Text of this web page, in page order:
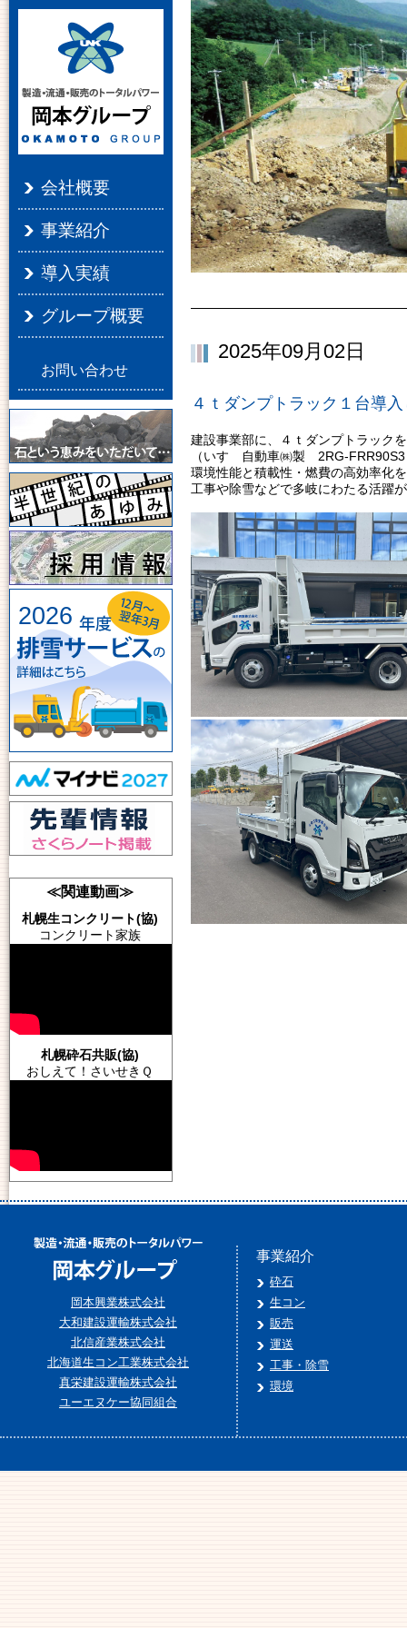
会社概要
事業紹介
導入実績
グループ概要
お問い合わせ
2026
≪関連動画≫
札幌生コンクリート(協)
コンクリート家族
札幌砕石共販(協)
おしえて！さいせきＱ
2025年09月02日
４ｔダンプトラック１台導
建設事業部に、４ｔダンプトラック
（いすゞ自動車㈱製 2RG-
環境性能と積載性・燃費の高効率化
工事や除雪などで多岐にわたる活躍
岡本興業株式会社
大和建設運輸株式会社
北信産業株式会社
北海道生コン工業株式会社
真栄建設運輸株式会社
ユーエヌケー協同組合
事業紹介
砕石
生コン
販売
運送
工事・除雪
環境